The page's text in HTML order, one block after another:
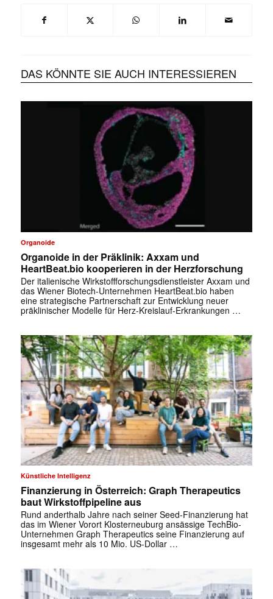
DAS KÖNNTE SIE AUCH INTERESSIEREN
Organoide
Organoide in der Präklinik: Axxam und
HeartBeat.bio kooperieren in der Herzforschung
Der italienische Wirkstoffforschungsdienstleister Axxam und
das Wiener Biotech-Unternehmen HeartBeat.bio haben
eine strategische Partnerschaft zur Entwicklung neuer
präklinischer Modelle für Herz-Kreislauf-Erkrankungen …
Künstliche Intelligenz
Finanzierung in Österreich: Graph Therapeutics
baut Wirkstoffpipeline aus
Rund anderthalb Jahre nach seiner Seed-Finanzierung hat
das im Wiener Vorort Klosterneuburg ansässige TechBio-
Unternehmen Graph Therapeutics seine Finanzierung auf
insgesamt mehr als 10 Mio. US-Dollar …